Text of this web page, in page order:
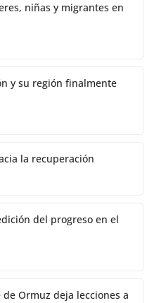
niñas y migrantes en
y su región finalmente
la recuperación
del progreso en el
Ormuz deja lecciones a